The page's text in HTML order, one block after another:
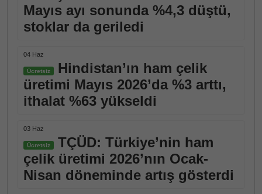
Mayıs ayı sonunda %4,3 düştü,
stoklar da geriledi
04 Haz
Ücretsiz
Hindistan’ın ham çelik
üretimi Mayıs 2026’da %3 arttı,
ithalat %63 yükseldi
03 Haz
Ücretsiz
TÇÜD: Türkiye’nin ham
çelik üretimi 2026’nın Ocak-
Nisan döneminde artış gösterdi